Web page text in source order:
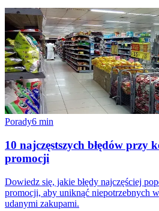
Porady6 min
10 najczęstszych błędów przy
promocji
Dowiedz się, jakie błędy najczęściej
promocji, aby uniknąć niepotrzebnych
udanymi zakupami.